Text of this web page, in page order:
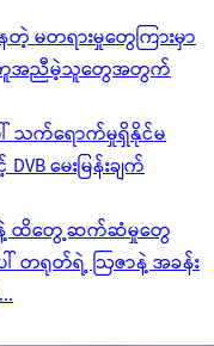
ေတဲ့ မတရားမှုတွေကြားမှာ
အကူအညီမဲ့သူတွေအတွက်
ါ် သက်ရောက်မှုရှိနိုင်မ
မေးမြန်းချက်
ထိတွေ့ဆက်ဆံမှုတွေ
ေါ် တရုတ်ရဲ့ ဩဇာနဲ့ အခန်း